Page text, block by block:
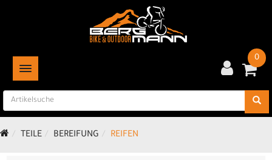
TOGGLE NAVIGATION
0
TEILE BEREIFUNG REIFEN